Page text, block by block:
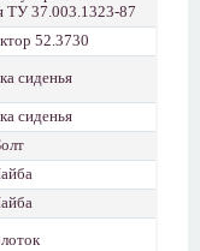
ТУ 37.003.1323-87
52.3730
сиденья
сиденья